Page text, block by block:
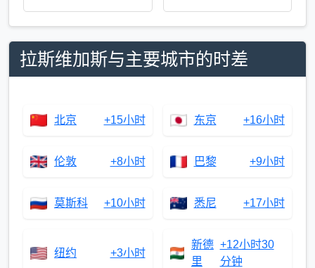
拉斯维加斯与主要城市的时差
北京 +15小时 东京 +16小时
伦敦 +8小时 巴黎 +9小时
莫斯科 +10小时 悉尼 +17小时
纽约 +3小时
新德
里
+12小时30
分钟